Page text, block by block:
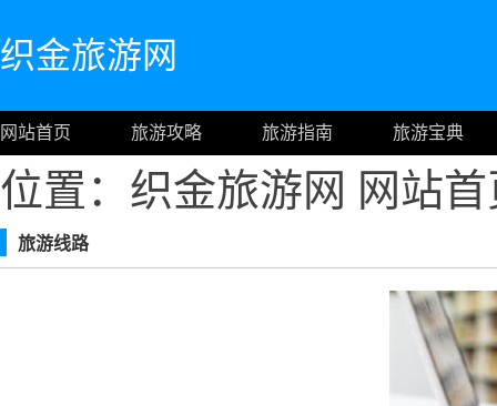
织金旅游网
网站首页 旅游攻略 旅游指南 旅游宝典
位置：织金旅游网 网站
旅游线路